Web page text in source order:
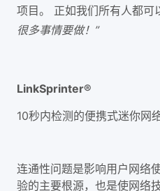
项目。 正如我们所有人都可
很多事情要做！”
LinkSprinter®
10秒内检测的便携式迷你网
连通性问题是影响用户网络
验的主要根源，也是使网络